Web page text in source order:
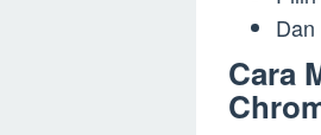
Dan
Cara